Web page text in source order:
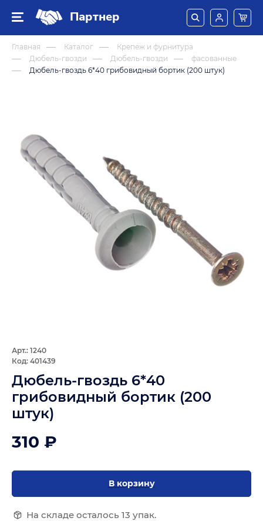
Партнер
Главная Каталог
Крепеж и фурнитура
Дюбель-гвозди
Дюбель-гвозди
фасованные
Дюбель-гвоздь 6*40 грибовидный бортик (200 штук)
Арт.: 1240
Код: 401439
Дюбель-гвоздь 6*40
грибовидный бортик (200
штук)
310 ₽
В корзину
На складе осталось 13 упак.